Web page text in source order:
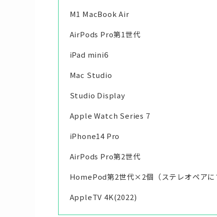
M1 MacBook Air
AirPods Pro第1世代
iPad mini6
Mac Studio
Studio Display
Apple Watch Series 7
iPhone14 Pro
AirPods Pro第2世代
HomePod第2世代×2個（ステレオペアに
AppleTV 4K(2022)